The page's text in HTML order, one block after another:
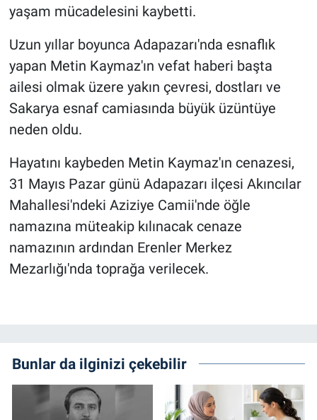
yaşam mücadelesini kaybetti.
Uzun yıllar boyunca Adapazarı'nda esnaflık
yapan Metin Kaymaz'ın vefat haberi başta
ailesi olmak üzere yakın çevresi, dostları ve
Sakarya esnaf camiasında büyük üzüntüye
neden oldu.
Hayatını kaybeden Metin Kaymaz'ın cenazesi,
31 Mayıs Pazar günü Adapazarı ilçesi Akıncılar
Mahallesi'ndeki Aziziye Camii'nde öğle
namazına müteakip kılınacak cenaze
namazının ardından Erenler Merkez
Mezarlığı'nda toprağa verilecek.
Bunlar da ilginizi çekebilir